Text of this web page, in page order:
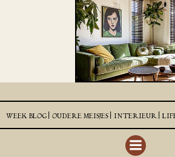
WEEK BLOG | OUDERE MEISJES | INTERIEUR |